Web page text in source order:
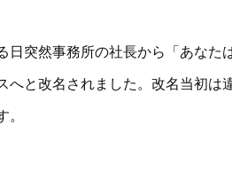
突然事務所の社長から「あなた
と改名されました。改名当初は